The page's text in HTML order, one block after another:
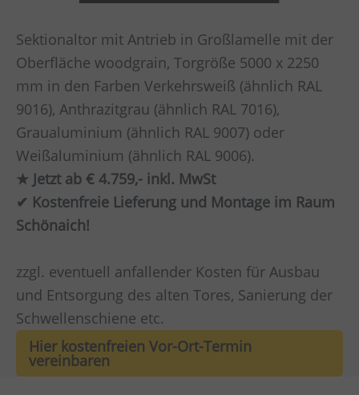
Sektionaltor mit Antrieb in Großlamelle mit der
Oberfläche woodgrain, Torgröße 5000 x 2250
mm in den Farben Verkehrsweiß (ähnlich RAL
9016), Anthrazitgrau (ähnlich RAL 7016),
Graualuminium (ähnlich RAL 9007) oder
Weißaluminium (ähnlich RAL 9006).
★ Jetzt ab € 4.759,- inkl. MwSt
✔ Kostenfreie Lieferung und Montage im Raum
Schönaich!
zzgl. eventuell anfallender Kosten für Ausbau
und Entsorgung des alten Tores, Sanierung der
Schwellenschiene etc.
Hier kostenfreien Vor-Ort-Termin
vereinbaren